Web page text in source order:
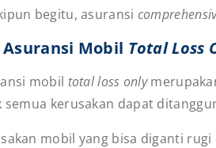
begitu, asuransi
Asuransi Mobil Total Loss
mobil total loss only
semua kerusakan dapat
mobil yang bisa diganti